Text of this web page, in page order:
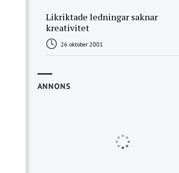
Likriktade ledningar saknar
kreativitet
26 oktober 2001
ANNONS